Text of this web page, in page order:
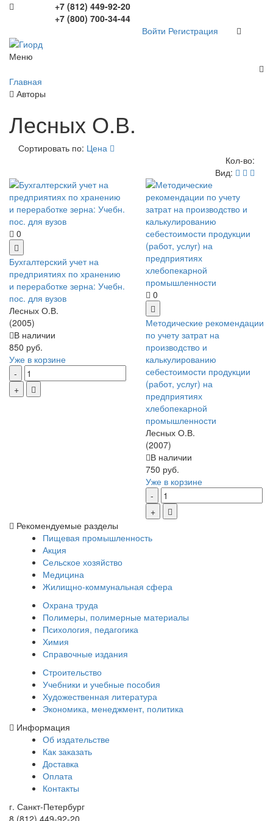
+7 (812) 449-92-20
+7 (800) 700-34-44
Войти Регистрация
Меню
Главная
Авторы
Лесных О.В.
Сортировать по: Цена
Кол-во:
Вид:
0
Бухгалтерский учет на
предприятиях по хранению
и переработке зерна: Учебн.
пос. для вузов
Лесных О.В.
(2005)
В наличии
850 руб.
Уже в корзине
0
Методические рекомендации
по учету затрат на
производство и
калькулированию
себестоимости продукции
(работ, услуг) на
предприятиях
хлебопекарной
промышленности
Лесных О.В.
(2007)
В наличии
750 руб.
Уже в корзине
Рекомендуемые разделы
Пищевая промышленность
Акция
Сельское хозяйство
Медицина
Жилищно-коммунальная сфера
Охрана труда
Полимеры, полимерные материалы
Психология, педагогика
Химия
Справочные издания
Строительство
Учебники и учебные пособия
Художественная литература
Экономика, менеджмент, политика
Информация
Об издательстве
Как заказать
Доставка
Оплата
Контакты
г. Санкт-Петербург